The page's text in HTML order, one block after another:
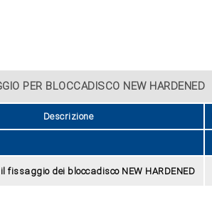
PER BLOCCADISCO NEW HARDENED
Descrizione
fissaggio dei bloccadisco NEW HARDENED